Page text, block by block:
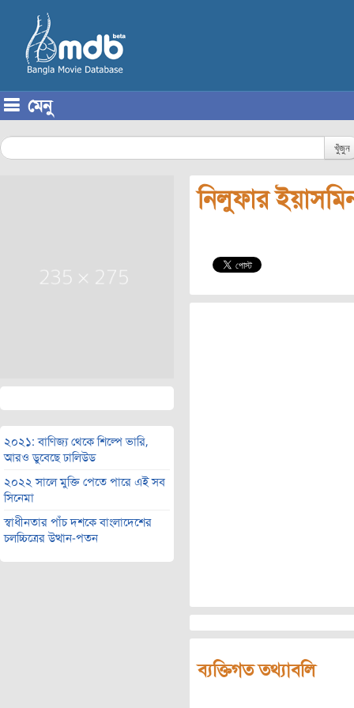
মেনু
খুঁজুন
২০২১: বাণিজ্য থেকে শিল্পে ভারি,
আরও ডুবেছে ঢালিউড
২০২২ সালে মুক্তি পেতে পারে এই সব
সিনেমা
স্বাধীনতার পাঁচ দশকে বাংলাদেশের
চলচ্চিত্রের উত্থান-পতন
নিলুফার
ব্যক্তিগত তথ্যাবলি